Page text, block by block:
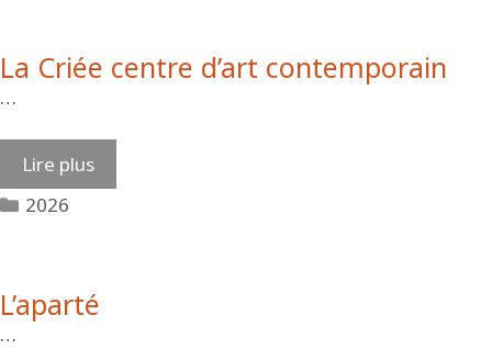
La Criée centre d’art contemporain
…
Lire plus
Catégories
2026
L’aparté
…